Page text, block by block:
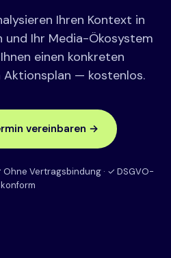
Ihren Kontext in
und Ihr Media-Ökosystem
einen konkreten
— kostenlos.
vereinbaren →
Vertragsbindung · ✓ DSGVO-
konform